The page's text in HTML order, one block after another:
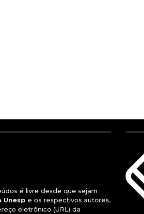
é livre desde que sejam
Unesp e os respectivos autores,
eletrônico (URL) da